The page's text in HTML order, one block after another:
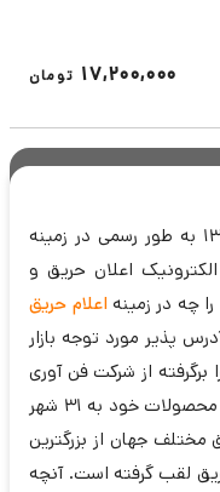
17,200,000 تومان
شرکت سنس که کار خود را از سال 1387 به طور رسمی در زمینه
اعلان حریق و
چه در زمینهاعلام حریق
پذیر مورد توجه بازار
برگرفته از شرکت فن آوری
سانا پژوهش گستر می بیند و با توزیع محصولات خود به 31 شهر
مختلف جهان از بزرگترین
لقب گرفته است. آنچه